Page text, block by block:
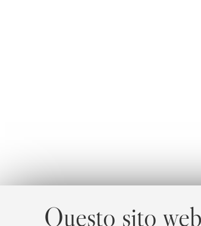
Questo sito